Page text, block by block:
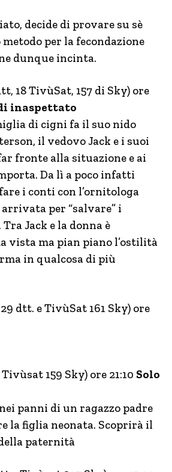
decide di provare su sè
per la fecondazione
dunque incinta.
18 TivùSat, 157 di Sky) ore
inaspettato
di cigni fa il suo nido
il vedovo Jack e i suoi
fronte alla situazione e ai
Da lì a poco infatti
i conti con l’ornitologa
per “salvare” i
Jack e la donna è
vista ma pian piano l’ostilità
in qualcosa di più
dtt. e TivùSat 161 Sky) ore
159 Sky) ore 21:10 Solo
panni di un ragazzo padre
la figlia neonata. Scoprirà il
paternità